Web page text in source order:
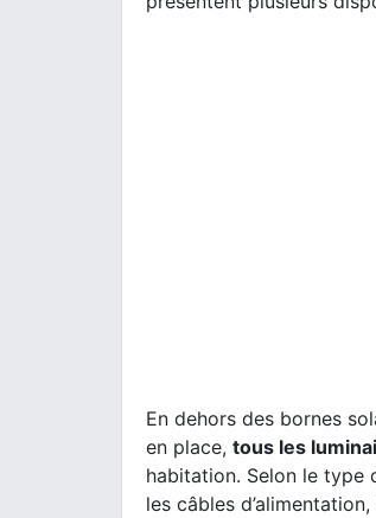
En dehors des bornes
en place, tous les
habitation. Selon le type
les câbles